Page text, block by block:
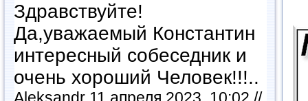
Здравствуйте!
Да,уважаемый Константин
интересный собеседник и
очень хороший Человек!!!..